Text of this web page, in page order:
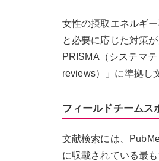
女性の摂取エネルギ
と必要に応じた対策
PRISMA（システマ
reviews）」に準拠し
フィールドチームス
文献検索には、
に収載されている最